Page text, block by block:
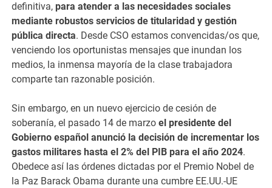
definitiva,para atender a las necesidades sociales
mediante robustos servicios de titularidad y gestión
pública directa. Desde CSO estamos convencidas/os que,
venciendo los oportunistas mensajes que inundan los
medios, la inmensa mayoría de la clase trabajadora
comparte tan razonable posición.
Sin embargo, en un nuevo ejercicio de cesión de
soberanía, el pasado 14 de marzoel presidente del
Gobierno español anunció la decisión de incrementar los
gastos militares hasta el 2% del PIB para el año 2024.
Obedece así las órdenes dictadas por el Premio Nobel de
la Paz Barack Obama durante una cumbre EE.UU.-UE